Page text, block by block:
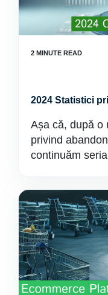
2024 Statistici
Așa că, după o
privind
continuăm